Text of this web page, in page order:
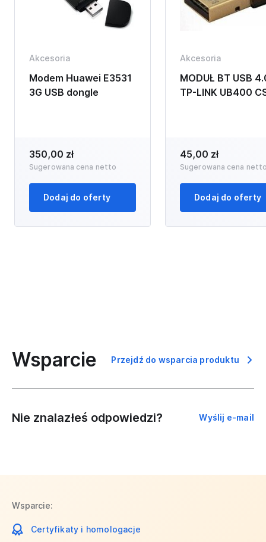
Akcesoria
Modem Huawei E3531
3G USB dongle
350,00 zł
Sugerowana cena netto
Dodaj do oferty
Akcesoria
MODUŁ BT USB
TP-LINK UB400
45,00 zł
Sugerowana cena
Dodaj do oferty
Wsparcie Przejdź do wsparcia produktu
Nie znalazłeś odpowiedzi? Wyślij e-mail
Wsparcie:
Certyfikaty i homologacje